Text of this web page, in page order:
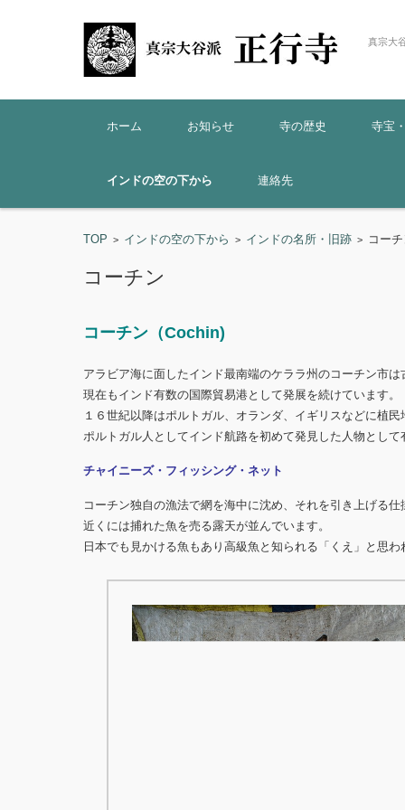
真宗大
コンテンツに移動
ホーム
お知らせ 寺の歴史 寺宝
インドの空の下から 連絡先
TOP > インドの空の下から > インドの名所・旧跡 > コー
コーチン
コーチン（Cochin)
アラビア海に面したインド最南端のケララ州のコーチン市
現在もインド有数の国際貿易港として発展を続けています。
１６世紀以降はポルトガル、オランダ、イギリスなどに植
ポルトガル人としてインド航路を初めて発見した人物とし
チャイニーズ・フィッシング・ネット
コーチン独自の漁法で網を海中に沈め、それを引き上げる
近くには捕れた魚を売る露天が並んでいます。
日本でも見かける魚もあり高級魚と知られる「くえ」と思